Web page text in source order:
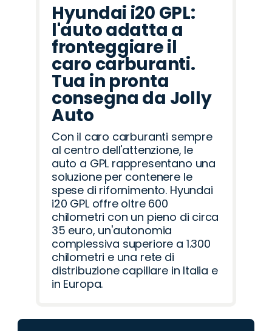
Hyundai i20 GPL:
l'auto adatta a
fronteggiare il
caro carburanti.
Tua in pronta
consegna da Jolly
Auto
Con il caro carburanti sempre
al centro dell'attenzione, le
auto a GPL rappresentano una
soluzione per contenere le
spese di rifornimento. Hyundai
i20 GPL offre oltre 600
chilometri con un pieno di circa
35 euro, un'autonomia
complessiva superiore a 1.300
chilometri e una rete di
distribuzione capillare in Italia e
in Europa.